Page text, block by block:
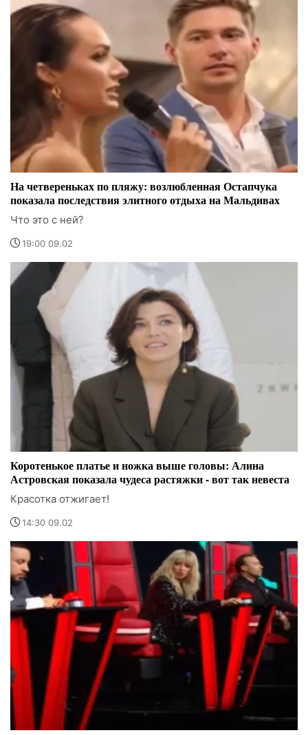
На четвереньках по пляжу: возлюбленная Остапчука
показала последствия элитного отдыха на Мальдивах
Что это с ней?
19:00 09.02
Коротенькое платье и ножка выше головы: Алина
Астровская показала чудеса растяжки - вот так невеста
Красотка отжигает!
14:30 09.02